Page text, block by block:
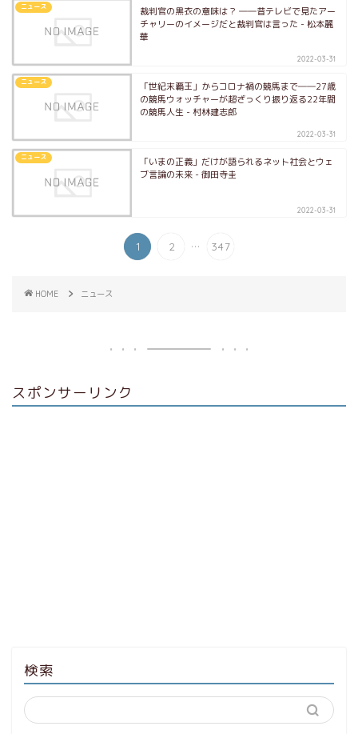
ニュース
裁判官の黒衣の意味は？ ――昔テレビで見たアー
チャリーのイメージだと裁判官は言った - 松本麗
華
2022-03-31
ニュース
「世紀末覇王」からコロナ禍の競馬まで――27歳
の競馬ウォッチャーが超ざっくり振り返る22年間
の競馬人生 - 村林建志郎
2022-03-31
ニュース
「いまの正義」だけが語られるネット社会とウェ
ブ言論の未来 - 御田寺圭
2022-03-31
1 2 ... 347
HOME ニュース
スポンサーリンク
検索